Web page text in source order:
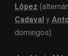
López
Cadaval y
domingos).